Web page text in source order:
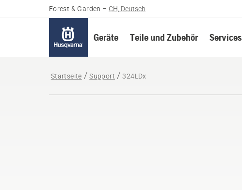
Forest & Garden – CH, Deutsch
Geräte Teile und Zubehör Services
Startseite Support 324LDx